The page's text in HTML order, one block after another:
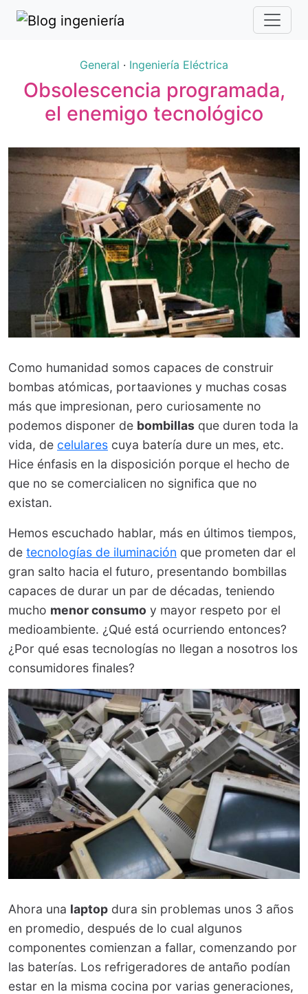
General · Ingeniería Eléctrica
Obsolescencia programada,
el enemigo tecnológico
Como humanidad somos capaces de construir
bombas atómicas, portaaviones y muchas cosas
más que impresionan, pero curiosamente no
podemos disponer de bombillas que duren toda la
vida, de celulares cuya batería dure un mes, etc.
Hice énfasis en la disposición porque el hecho de
que no se comercialicen no significa que no
existan.
Hemos escuchado hablar, más en últimos tiempos,
de tecnologías de iluminación que prometen dar el
gran salto hacia el futuro, presentando bombillas
capaces de durar un par de décadas, teniendo
mucho menor consumo y mayor respeto por el
medioambiente. ¿Qué está ocurriendo entonces?
¿Por qué esas tecnologías no llegan a nosotros los
consumidores finales?
Ahora una laptop dura sin problemas unos 3 años
en promedio, después de lo cual algunos
componentes comienzan a fallar, comenzando por
las baterías. Los refrigeradores de antaño podían
estar en la misma cocina por varias generaciones,